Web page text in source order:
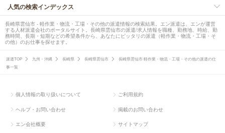
人気の検索インデックス
長崎県雲仙市 - 軽作業・物流・工場・その他の派遣情報の検索結果。エン派遣は、エンが運営
する人材派遣会社のポータルサイト。長崎県雲仙市の派遣/求人情報を職種、勤務地、時給、勤
務時間、長期・短期などの希望条件から、あなたにピッタリの派遣（軽作業・物流・工場・そ
の他）のお仕事を探せます。
派遣TOP 九州・沖縄 長崎県 長崎県雲仙市
長崎県雲仙市 軽作業・物流・工場・その他の派遣の仕
事一覧
個人情報の取り扱いについて ご利用規約
ヘルプ・お問い合わせ 掲載のお問い合わせ
エン会社概要 サイトマップ